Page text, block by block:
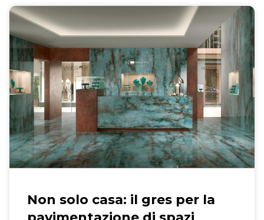
Non solo casa: il gres per la